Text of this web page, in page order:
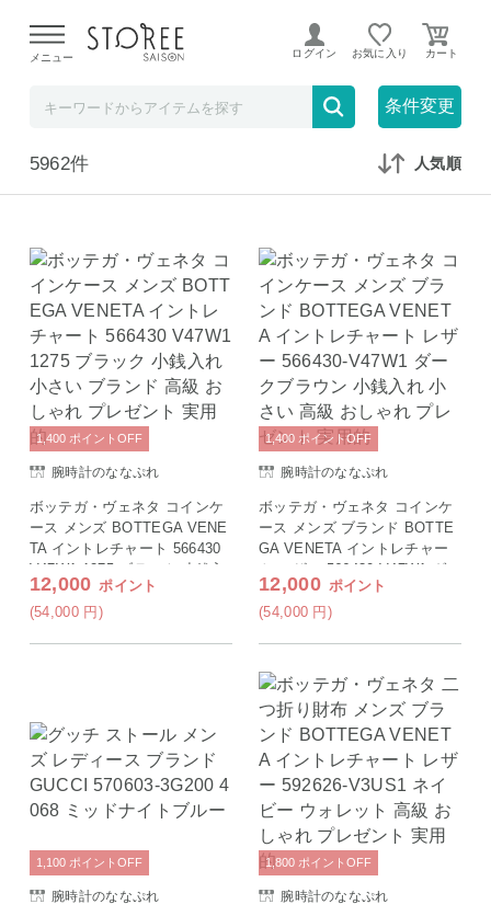
よる配送遅延が発生しております。
メニュー ログイン お気に入り
条件変更
在庫なしも表示 セール対象のみ
5962件 人気順
腕時計のななぷれ
ボッテガ・ヴェネタ コインケ
ース メンズ BOTTEGA VENE
TA イントレチャート 566430
V47W1 1275 ブラック 小銭入
れ 小さい ブランド 高級 おし
ゃれ プレゼント 実用的
12,000 ポイント
(54,000 円)
1,400 ポイント OFF
腕時計のななぷれ
ボッテガ・ヴェネタ コインケ
ース メンズ ブランド BOTTE
GA VENETA イントレチャー
ト レザー 566430-V47W1 ダー
クブラウン 小銭入れ 小さい
高級 おしゃれ プレゼント 実
12,000 ポイント
(54,000 円)
1,400 ポイントOFF
腕時計のななぷれ
1,100 ポイント OFF
腕時計のななぷれ
1,800 ポイント OFF